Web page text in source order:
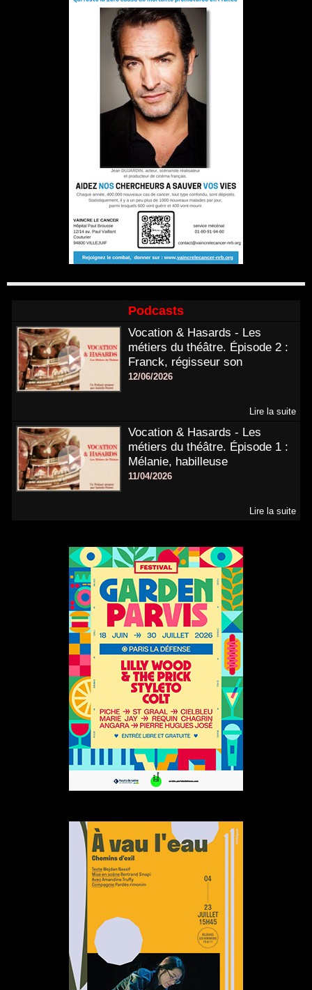
Podcasts
Vocation & Hasards - Les
métiers du théâtre. Épisode 2 :
Franck, régisseur son
12/06/2026
Lire la suite
Vocation & Hasards - Les
métiers du théâtre. Épisode 1 :
Mélanie, habilleuse
11/04/2026
Lire la suite